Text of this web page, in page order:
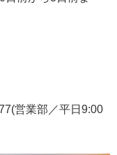
営業部／平日9:00